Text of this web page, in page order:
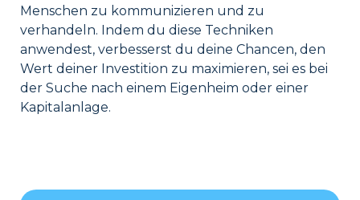
Menschen zu kommunizieren und zu
verhandeln. Indem du diese Techniken
anwendest, verbesserst du deine Chancen, den
Wert deiner Investition zu maximieren, sei es bei
der Suche nach einem Eigenheim oder einer
Kapitalanlage.